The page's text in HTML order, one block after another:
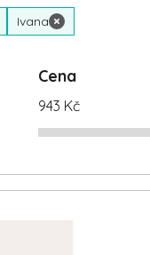
Ivana ×
Cena
943 Kč